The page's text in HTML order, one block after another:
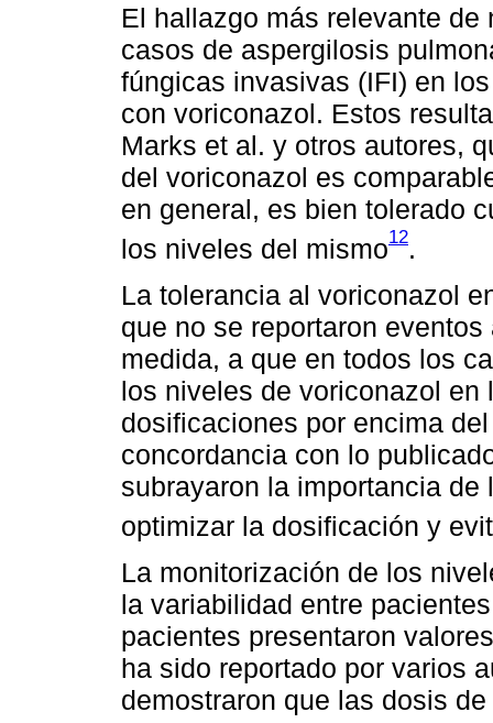
El hallazgo más relevante
casos de aspergilosis
fúngicas invasivas (IFI) en
con voriconazol. Estos
Marks et al. y otros autores,
del voriconazol es
en general, es bien tolerado
los niveles del mismo12.
La tolerancia al voriconazol
que no se reportaron
medida, a que en todos los
los niveles de voriconazol
dosificaciones por encima
concordancia con lo
subrayaron la importancia
optimizar la dosificación y
La monitorización de los
la variabilidad entre
pacientes presentaron
ha sido reportado por varios
demostraron que las dosis